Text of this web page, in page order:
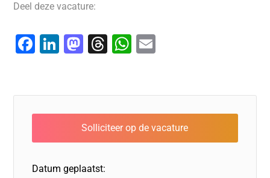
Deel deze vacature:
F
e
b
o
o
Li
e
dI
n
M
o
d
o
n
T
a
d
s
W
s
A
p
l
Datum geplaatst: